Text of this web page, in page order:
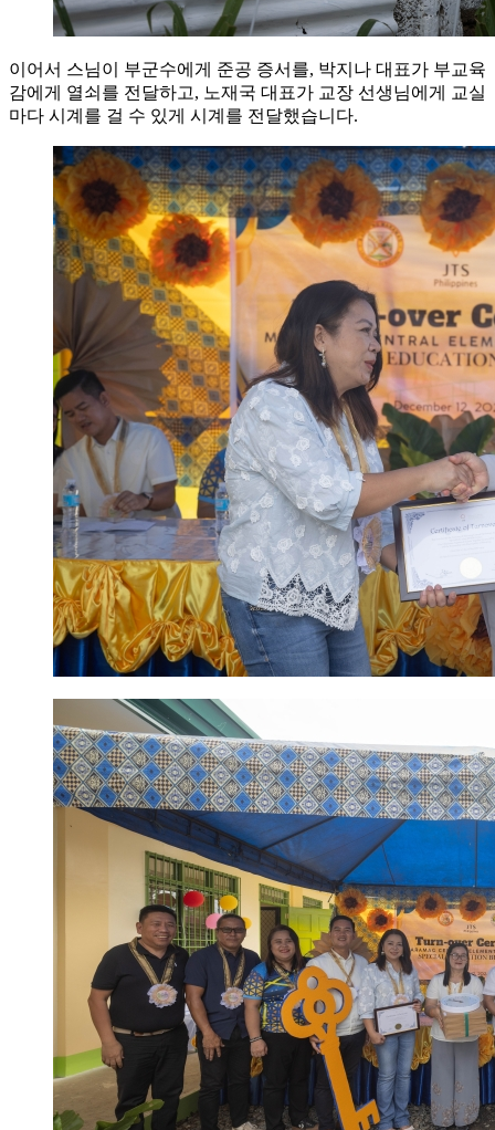
이어서 스님이 부군수에게 준공 증서를, 박지나 대표가 부교육
감에게 열쇠를 전달하고, 노재국 대표가 교장 선생님에게 교실
마다 시계를 걸 수 있게 시계를 전달했습니다.